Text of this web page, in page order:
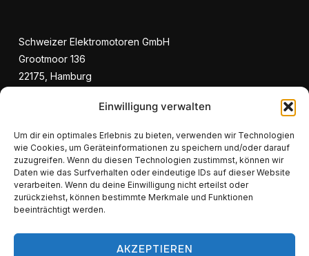
Einwilligung verwalten
Um dir ein optimales Erlebnis zu bieten, verwenden wir Technologien
wie Cookies, um Geräteinformationen zu speichern und/oder darauf
zuzugreifen. Wenn du diesen Technologien zustimmst, können wir
Daten wie das Surfverhalten oder eindeutige IDs auf dieser Website
verarbeiten. Wenn du deine Einwilligung nicht erteilst oder
zurückziehst, können bestimmte Merkmale und Funktionen
beeinträchtigt werden.
AKZEPTIEREN
Schweizer Elektromotoren GmbH
Grootmoor 136
22175, Hamburg
KONTAKTIEREN SIE UNS!
Telefon: 040 64080400
E-Mail: info(at)schweizer-elektromotoren.de